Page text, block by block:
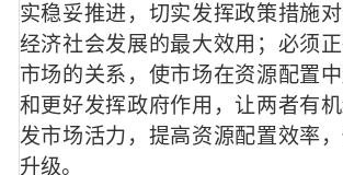
实稳妥推进，切实发挥政策措施
经济社会发展的最大效用；必须
市场的关系，使市场在资源配置
和更好发挥政府作用，让两者有
发市场活力，提高资源配置效率
升级。